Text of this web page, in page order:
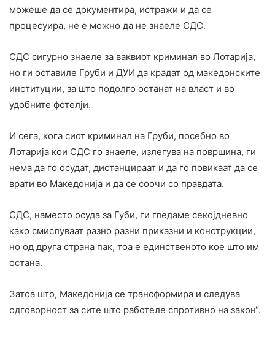
можеше да се документира, истражи и да се
процесуира, не е можно да не знаеле СДС.
СДС сигурно знаеле за ваквиот криминал во Лотарија,
но ги оставиле Груби и ДУИ да крадат од македонските
институции, за што подолго останат на власт и во
удобните фотелји.
И сега, кога сиот криминал на Груби, посебно во
Лотарија кои СДС го знаеле, излегува на површина, ги
нема да го осудат, дистанцираат и да го повикаат да се
врати во Македонија и да се соочи со правдата.
СДС, наместо осуда за Губи, ги гледаме секојдневно
како смислуваат разно разни приказни и конструкции,
но од друга страна пак, тоа е единственото кое што им
остана.
Затоа што, Македонија се трансформира и следува
одговорност за сите што работеле спротивно на закон“.